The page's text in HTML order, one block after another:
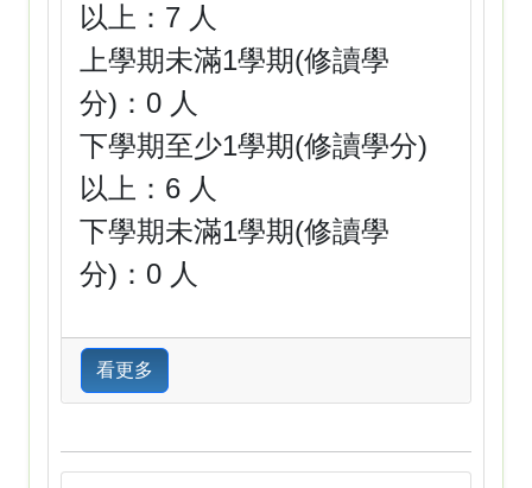
以上：7 人
上學期未滿1學期(修讀學
分)：0 人
下學期至少1學期(修讀學分)
以上：6 人
下學期未滿1學期(修讀學
分)：0 人
看更多